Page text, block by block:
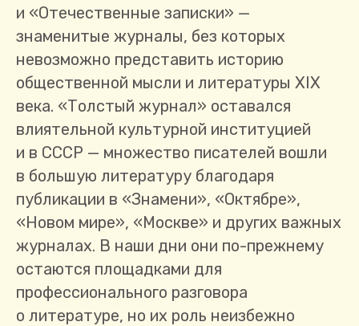
и «Отечественные записки» —
знаменитые журналы, без которых
невозможно представить историю
общественной мысли и литературы XIX
века. «Толстый журнал» оставался
влиятельной культурной институцией
и в СССР — множество писателей вошли
в большую литературу благодаря
публикации в «Знамени», «Октябре»,
«Новом мире», «Москве» и других важных
журналах. В наши дни они по-прежнему
остаются площадками для
профессионального разговора
о литературе, но их роль неизбежно